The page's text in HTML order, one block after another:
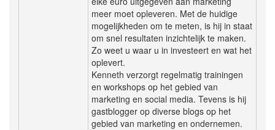
meer moet opleveren. Met de huidige
mogelijkheden om te meten, is hij in staat
om snel resultaten inzichtelijk te maken.
Zo weet u waar u in investeert en wat het
oplevert.
Kenneth verzorgt regelmatig trainingen
en workshops op het gebied van
marketing en social media. Tevens is hij
gastblogger op diverse blogs op het
gebied van marketing en ondernemen.